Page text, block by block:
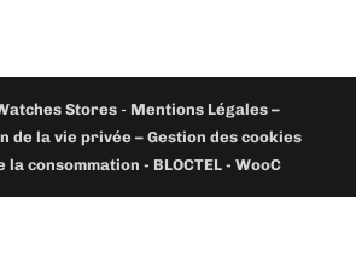
Stores - Mentions Légales –
de la vie privée – Gestion des cookies
consommation - BLOCTEL - WooC